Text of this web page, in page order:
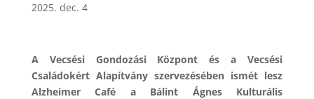
2025. dec. 4
A Vecsési Gondozási Központ és a Vecsési
Családokért Alapítvány szervezésében ismét lesz
Alzheimer Café a Bálint Ágnes Kulturális